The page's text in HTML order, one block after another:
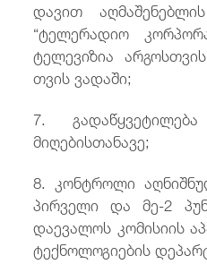
დავით
“ტელერადიო
ტელევიზია
თვის ვადაში;
7.
მიღებისთანავე;
8. კონტროლი
პირველი და მე-2
დაევალოს კომისიის
ტექნოლოგიების